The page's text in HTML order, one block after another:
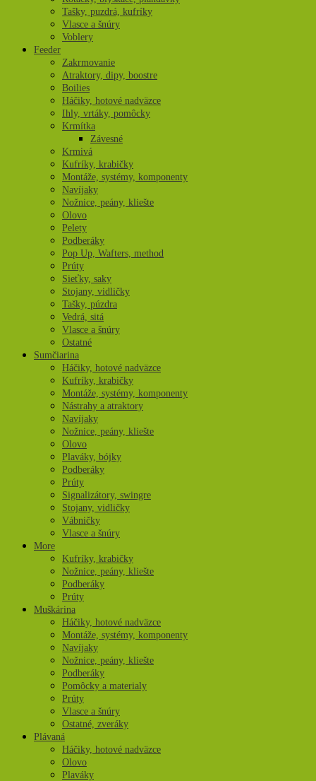
Tašky, puzdrá, kufríky
Vlasce a šnúry
Voblery
Feeder
Zakrmovanie
Atraktory, dipy, boostre
Boilies
Háčiky, hotové nadväzce
Ihly, vrtáky, pomôcky
Krmítka
Závesné
Krmivá
Kufríky, krabičky
Montáže, systémy, komponenty
Navíjaky
Nožnice, peány, kliešte
Olovo
Pelety
Podberáky
Pop Up, Wafters, method
Prúty
Sieťky, saky
Stojany, vidličky
Tašky, púzdra
Vedrá, sitá
Vlasce a šnúry
Ostatné
Sumčiarina
Háčiky, hotové nadväzce
Kufríky, krabičky
Montáže, systémy, komponenty
Nástrahy a atraktory
Navíjaky
Nožnice, peány, kliešte
Olovo
Plaváky, bójky
Podberáky
Prúty
Signalizátory, swingre
Stojany, vidličky
Vábničky
Vlasce a šnúry
More
Kufríky, krabičky
Nožnice, peány, kliešte
Podberáky
Prúty
Muškárina
Háčiky, hotové nadväzce
Montáže, systémy, komponenty
Navíjaky
Nožnice, peány, kliešte
Podberáky
Pomôcky a materialy
Prúty
Vlasce a šnúry
Ostatné, zveráky
Plávaná
Háčiky, hotové nadväzce
Olovo
Plaváky